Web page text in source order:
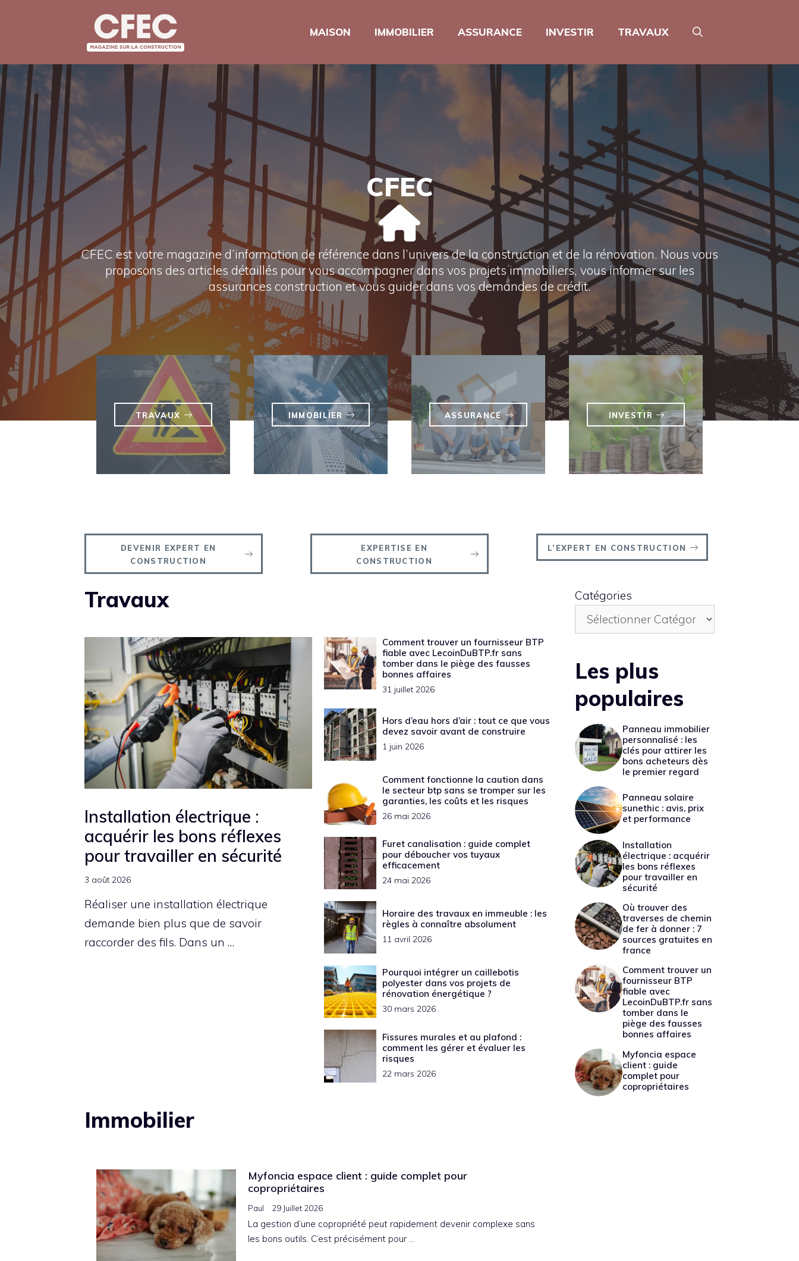
MAISON IMMOBILIER ASSURANCE INVESTIR TRAVAUX
CFEC
CFEC est votre magazine d’information de référence dans l’univers de la construction et de la rénovation. Nous vous
proposons des articles détaillés pour vous accompagner dans vos projets immobiliers, vous informer sur les
assurances construction et vous guider dans vos demandes de crédit.
TRAVAUX IMMOBILIER ASSURANCE INVESTIR
DEVENIR EXPERT EN
CONSTRUCTION
EXPERTISE EN
CONSTRUCTION
L’EXPERT EN CONSTRUCTION
Travaux
Installation électrique :
acquérir les bons réflexes
pour travailler en sécurité
3 août 2026
Réaliser une installation électrique
demande bien plus que de savoir
raccorder des fils. Dans un …
Comment trouver un fournisseur BTP
fiable avec LecoinDuBTP.fr sans
tomber dans le piège des fausses
bonnes affaires
31 juillet 2026
Hors d’eau hors d’air : tout ce que vous
devez savoir avant de construire
1 juin 2026
Comment fonctionne la caution dans
le secteur btp sans se tromper sur les
garanties, les coûts et les risques
26 mai 2026
Furet canalisation : guide complet
pour déboucher vos tuyaux
efficacement
24 mai 2026
Horaire des travaux en immeuble : les
règles à connaître absolument
11 avril 2026
Pourquoi intégrer un caillebotis
polyester dans vos projets de
rénovation énergétique ?
30 mars 2026
Fissures murales et au plafond :
comment les gérer et évaluer les
risques
22 mars 2026
Immobilier
Myfoncia espace client : guide complet pour
copropriétaires
Paul 29 Juillet 2026
La gestion d’une copropriété peut rapidement devenir complexe sans
les bons outils. C’est précisément pour …
Catégories
Les plus
populaires
Panneau immobilier
personnalisé : les
clés pour attirer les
bons acheteurs dès
le premier regard
Panneau solaire
sunethic : avis, prix
et performance
Installation
électrique : acquérir
les bons réflexes
pour travailler en
sécurité
Où trouver des
traverses de chemin
de fer à donner : 7
sources gratuites en
france
Comment trouver un
fournisseur BTP
fiable avec
LecoinDuBTP.fr sans
tomber dans le
piège des fausses
bonnes affaires
Myfoncia espace
client : guide
complet pour
copropriétaires